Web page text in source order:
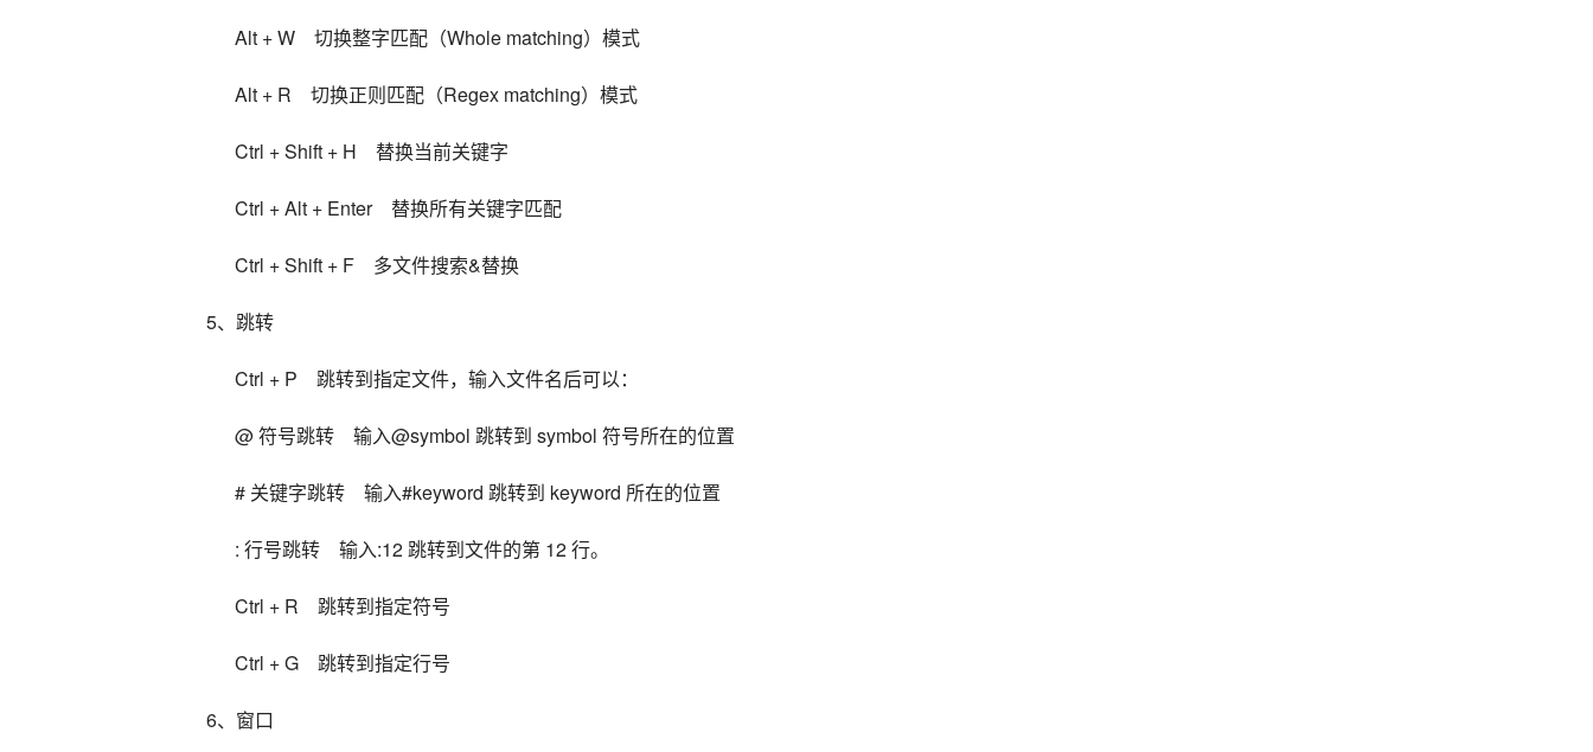
      Alt + W    切换整字匹配（Whole matching）模式
      Alt + R    切换正则匹配（Regex matching）模式
      Ctrl + Shift + H    替换当前关键字
      Ctrl + Alt + Enter    替换所有关键字匹配
      Ctrl + Shift + F    多文件搜索&替换
5、跳转
      Ctrl + P    跳转到指定文件，输入文件名后可以：
      @ 符号跳转    输入@symbol 跳转到 symbol 符号所在的位置
      # 关键字跳转    输入#keyword 跳转到 keyword 所在的位置
      : 行号跳转    输入:12 跳转到文件的第 12 行。
      Ctrl + R    跳转到指定符号
      Ctrl + G    跳转到指定行号
6、窗口